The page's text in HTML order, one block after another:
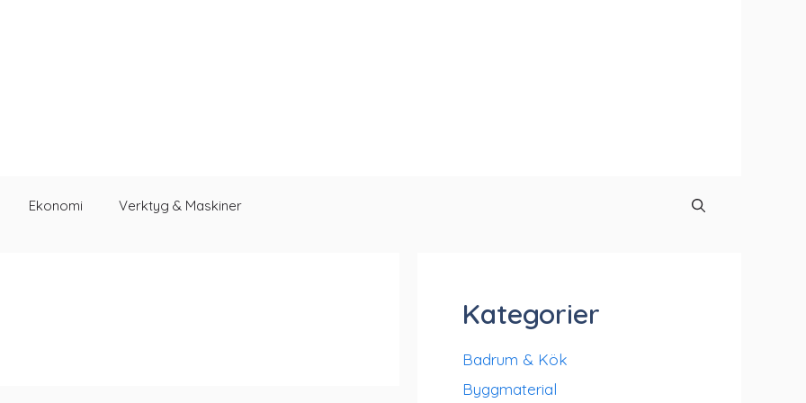
Ekonomi Verktyg & Maskiner
Kategorier
Badrum & Kök
Byggmaterial